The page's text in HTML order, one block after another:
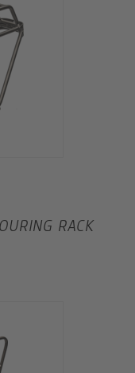
RACK